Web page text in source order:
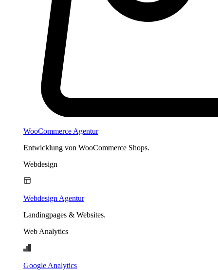
WooCommerce Agentur
Entwicklung von WooCommerce Shops.
Webdesign
Webdesign Agentur
Landingpages & Websites.
Web Analytics
Google Analytics